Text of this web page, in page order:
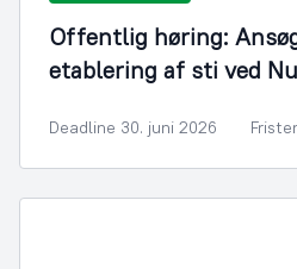
Offentlig høring:
etablering af sti ved
Deadline 30. juni 2026